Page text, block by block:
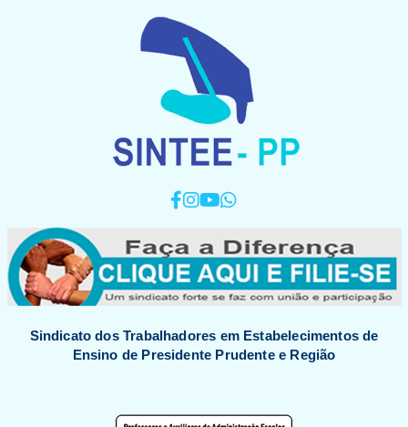
Sindicato dos Trabalhadores em Estabelecimentos de
Ensino de Presidente Prudente e Região